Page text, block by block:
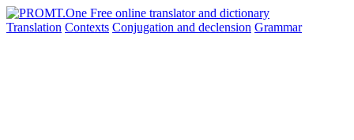
Translation Contexts Conjugation and declension Grammar